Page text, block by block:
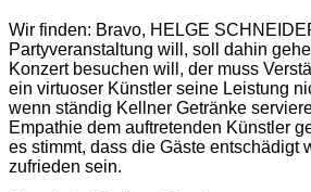
Wir finden: Bravo, HELGE
Partyveranstaltung will, soll dahin
Konzert besuchen will, der muss
ein virtuoser Künstler seine Leistung
wenn ständig Kellner Getränke
Empathie dem auftretenden Künstler
es stimmt, dass die Gäste entschädigt
zufrieden sein.